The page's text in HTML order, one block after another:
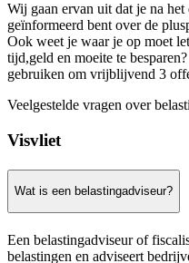
Wij gaan ervan uit dat je na
geïnformeerd bent over de
Ook weet je waar je op moet
tijd,geld en moeite te
gebruiken om vrijblijvend 3
Veelgestelde vragen over
Visvliet
Wat is een belastingadviseur?
Een belastingadviseur of
belastingen en adviseert